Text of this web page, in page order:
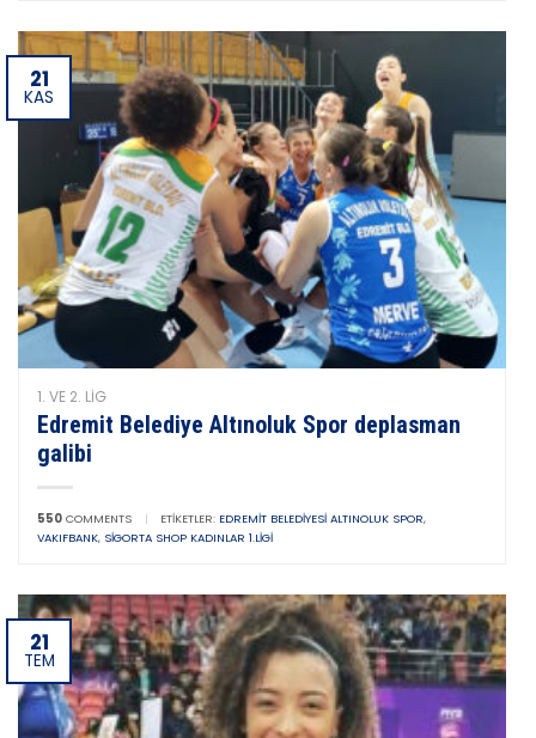
21
KAS
1. VE 2. LIG
Edremit Belediye Altınoluk Spor deplasman
galibi
550 COMMENTS | ETIKETLER: EDREMIT BELEDIYESI ALTINOLUK SPOR,
VAKIFBANK, SIGORTA SHOP KADINLAR 1.LIGI
21
TEM